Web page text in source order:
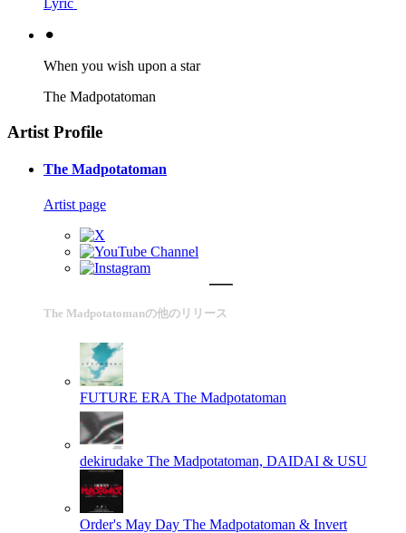
Lyric
⚫︎
When you wish upon a star
The Madpotatoman
Artist Profile
The Madpotatoman
Artist page
The Madpotatomanの他のリリース
FUTURE ERA The Madpotatoman
dekirudake The Madpotatoman, DAIDAI & USU
Order's May Day The Madpotatoman & Invert